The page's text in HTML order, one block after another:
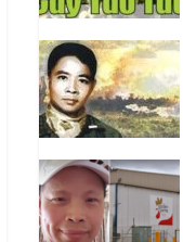
August 8, 2026